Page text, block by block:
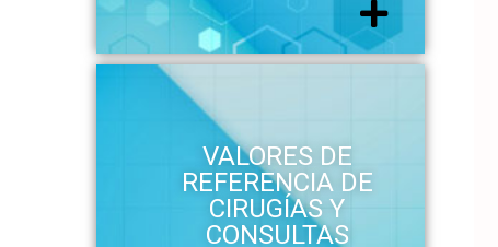
VALORES DE
REFERENCIA DE
CIRUGÍAS Y
CONSULTAS